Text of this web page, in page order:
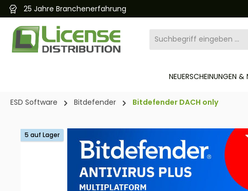
Zur Hauptnavigation springen
25 Jahre Branchenerfahrung
NEUERSCHEINUNGEN &
ESD Software Bitdefender Bitdefender DACH only
Bildergalerie überspringen
5 auf Lager